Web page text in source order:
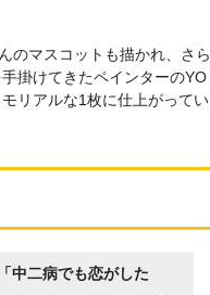
のマスコットも描かれ、さら
掛けてきたペインターのYO
リアルな1枚に仕上がってい
「中二病でも恋がした